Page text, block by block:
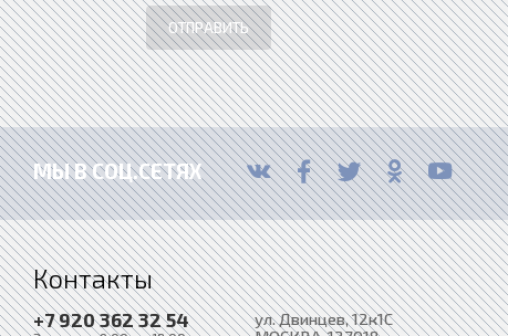
ОТПРАВИТЬ
МЫ В СОЦ.СЕТЯХ
Контакты
+7 920 362 32 54
ул. Двинцев, 12к1С